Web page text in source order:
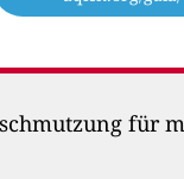
für